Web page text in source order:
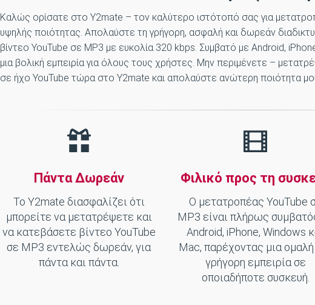
Καλώς ορίσατε στο Y2mate – τον ​​καλύτερο ιστότοπό σας για
υψηλής ποιότητας. Απολαύστε τη γρήγορη, ασφαλή και δωρεάν
βίντεο YouTube σε MP3 με ευκολία 320 kbps. Συμβατό με Android,
μια βολική εμπειρία για όλους τους χρήστες. Μην περιμένετε –
σε ήχο YouTube τώρα στο Y2mate και απολαύστε ανώτερη ποιότητα
Πάντα Δωρεάν
Το Y2mate διασφαλίζει ότι
μπορείτε να μετατρέψετε και
να κατεβάσετε βίντεο YouTube
σε MP3 εντελώς δωρεάν, για
πάντα και πάντα.
Φιλικό προς τη
Ο μετατροπέας YouTube
MP3 είναι πλήρως
Android, iPhone, Windows
Mac, παρέχοντας μια ομαλή
γρήγορη εμπειρία σε
οποιαδήποτε συσκευή.